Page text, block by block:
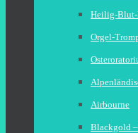
Heilig-Blut-
Orgel-
Airbourne
Blackgold –